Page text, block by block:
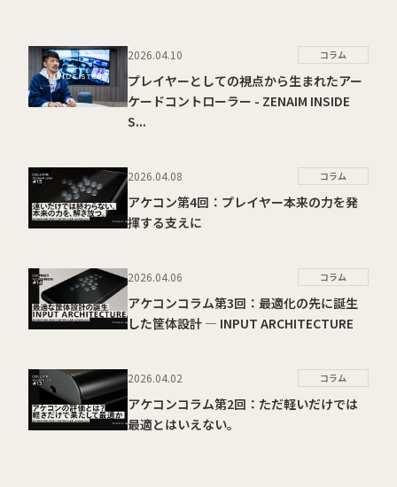
2026.04.10 コラム
プレイヤーとしての視点から生まれたアー
ケードコントローラー - ZENAIM INSIDE
S...
2026.04.08 コラム
アケコン第4回：プレイヤー本来の力を発
揮する支えに
2026.04.06 コラム
アケコンコラム第3回：最適化の先に誕生
した筐体設計 ― INPUT ARCHITECTURE
2026.04.02 コラム
アケコンコラム第2回：ただ軽いだけでは
最適とはいえない。